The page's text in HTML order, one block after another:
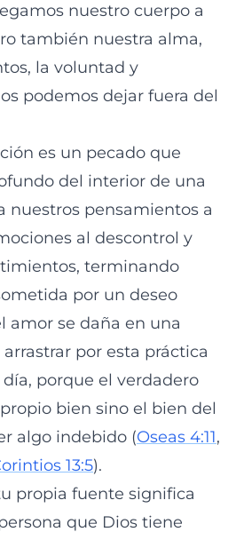
nuestro cuerpo a
también nuestra alma,
la voluntad y
podemos dejar fuera del
es un pecado que
del interior de una
nuestros pensamientos a
al descontrol y
terminando
por un deseo
amor se daña en una
por esta práctica
porque el verdadero
bien sino el bien del
algo indebido (Oseas 4:11,
13:5).
propia fuente significa
que Dios tiene